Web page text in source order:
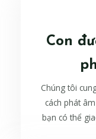
Con
Chúng tôi
cách phát
bạn có thể